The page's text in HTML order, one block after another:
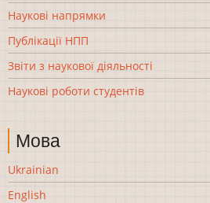
Наукові напрямки
Публікації НПП
Звіти з наукової діяльності
Наукові роботи студентів
Мова
Ukrainian
English